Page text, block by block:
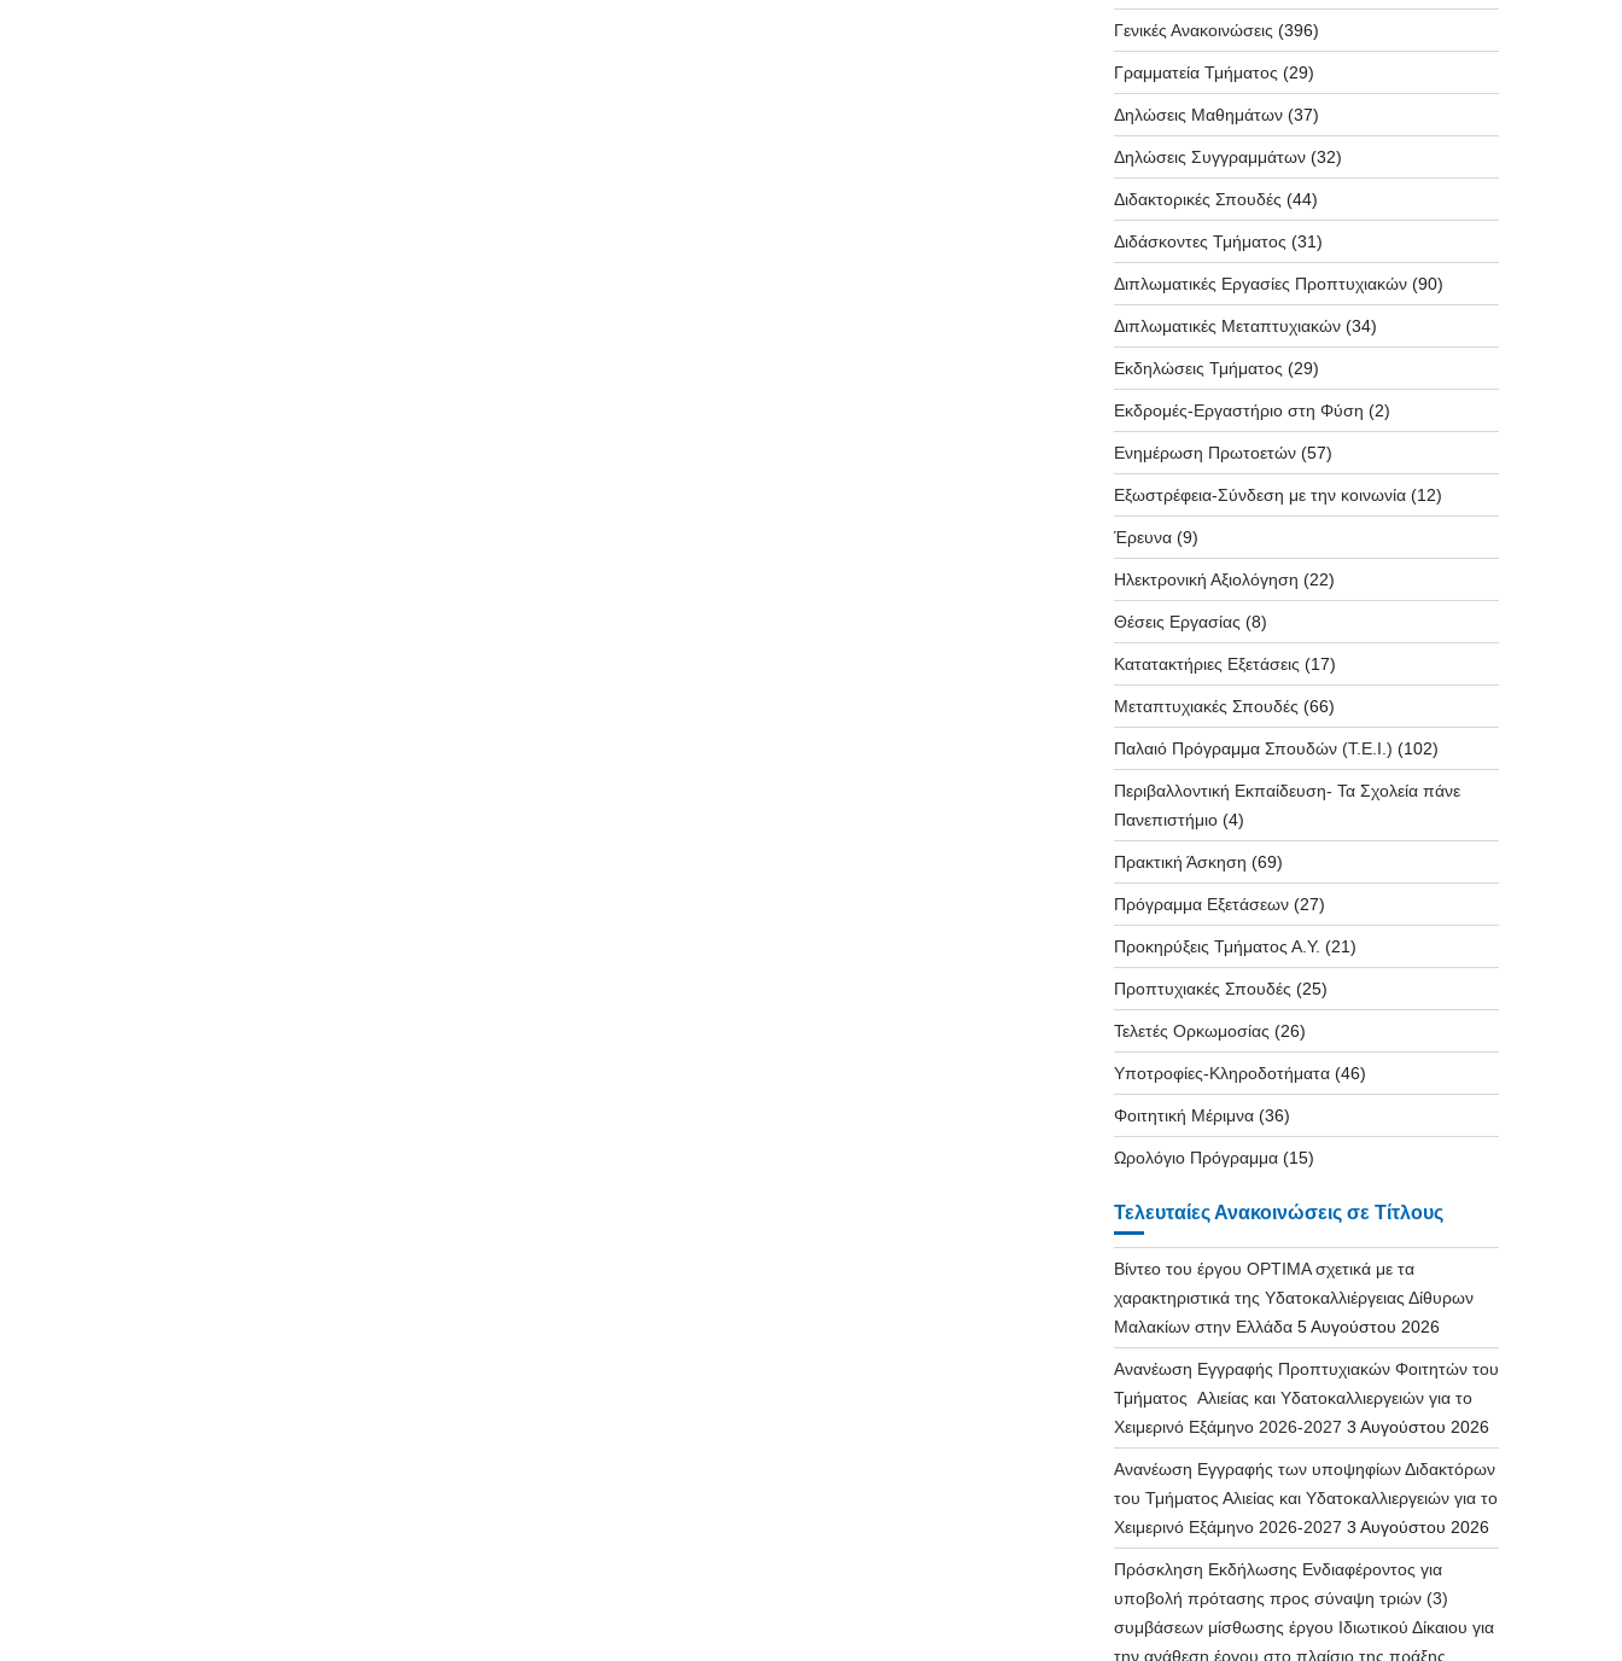
Γενικές Ανακοινώσεις (396)
Γραμματεία Τμήματος (29)
Δηλώσεις Μαθημάτων(37)
Δηλώσεις Συγγραμμάτων(32)
Διδακτορικές Σπουδές (44)
Διδάσκοντες Τμήματος (31)
Διπλωματικές Εργασίες Προπτυχιακών(90)
Διπλωματικές Μεταπτυχιακών(34)
Εκδηλώσεις Τμήματος (29)
Εκδρομές-Εργαστήριο στη Φύση (2)
Ενημέρωση Πρωτοετών(57)
Εξωστρέφεια-Σύνδεση με την κοινωνία(12)
Έρευνα(9)
Ηλεκτρονική Αξιολόγηση (22)
Θέσεις Εργασίας (8)
Κατατακτήριες Εξετάσεις (17)
Μεταπτυχιακές Σπουδές (66)
Παλαιό Πρόγραμμα Σπουδών (T.E.I.) (102)
Περιβαλλοντική Εκπαίδευση- Τα Σχολεία πάνε
Πανεπιστήμιο(4)
Πρακτική Άσκηση (69)
Πρόγραμμα Εξετάσεων(27)
Προκηρύξεις Τμήματος Α.Υ. (21)
Προπτυχιακές Σπουδές (25)
Τελετές Ορκωμοσίας (26)
Υποτροφίες-Κληροδοτήματα(46)
Φοιτητική Μέριμνα(36)
Ωρολόγιο Πρόγραμμα(15)
Τελευταίες Ανακοινώσεις σε Τίτλους
Βίντεο του έργου OPTIMA σχετικά με τα
χαρακτηριστικά της Υδατοκαλλιέργειας Δίθυρων
Μαλακίων στην Ελλάδα 5 Αυγούστου 2026
Ανανέωση Εγγραφής Προπτυχιακών Φοιτητών του
Τμήματος Αλιείας και Υδατοκαλλιεργειών για το
Χειμερινό Εξάμηνο 2026-2027 3 Αυγούστου 2026
Ανανέωση Εγγραφής των υποψηφίων Διδακτόρων
του Τμήματος Αλιείας και Υδατοκαλλιεργειών για το
Χειμερινό Εξάμηνο 2026-2027 3 Αυγούστου 2026
Πρόσκληση Εκδήλωσης Ενδιαφέροντος για
υποβολή πρότασης προς σύναψη τριών (3)
συμβάσεων μίσθωσης έργου Ιδιωτικού Δίκαιου για
την ανάθεση έργου στο πλαίσιο της πράξης